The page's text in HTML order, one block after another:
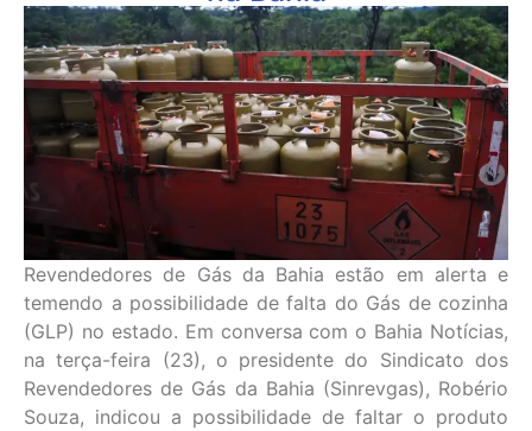
Revendedores de Gás da Bahia estão em alerta e
temendo a possibilidade de falta do Gás de cozinha
(GLP) no estado. Em conversa com o Bahia Notícias,
na terça-feira (23), o presidente do Sindicato dos
Revendedores de Gás da Bahia (Sinrevgas), Robério
Souza, indicou a possibilidade de faltar o produto